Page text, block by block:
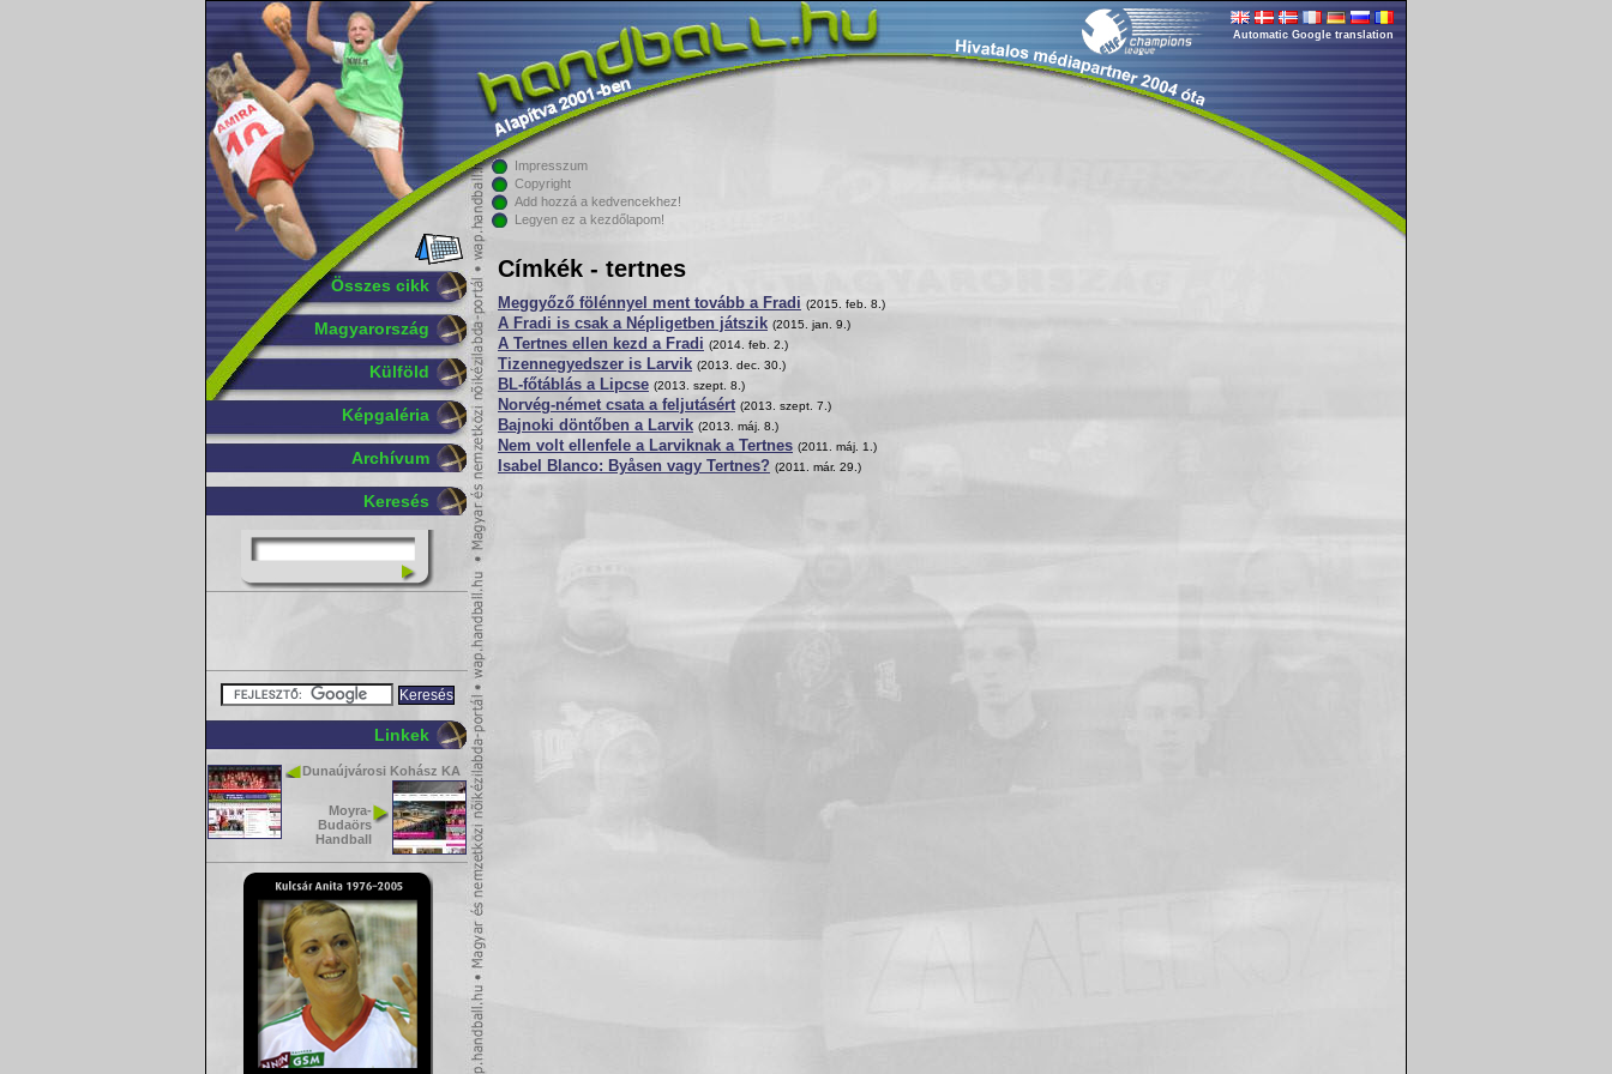
Összes cikk
Magyarország
Külföld
Képgaléria
Archívum
Keresés
Linkek
Dunaújvárosi Kohász KA
Moyra-
Budaörs
Handball
Automatic Google translation
Impresszum
Copyright
Add hozzá a kedvencekhez!
Legyen ez a kezdőlapom!
Címkék - tertnes
Meggyőző fölénnyel ment tovább a Fradi (2015. feb. 8.)
A Fradi is csak a Népligetben játszik (2015. jan. 9.)
A Tertnes ellen kezd a Fradi (2014. feb. 2.)
Tizennegyedszer is Larvik (2013. dec. 30.)
BL-főtáblás a Lipcse (2013. szept. 8.)
Norvég-német csata a feljutásért (2013. szept. 7.)
Bajnoki döntőben a Larvik (2013. máj. 8.)
Nem volt ellenfele a Larviknak a Tertnes (2011. máj. 1.)
Isabel Blanco: Byåsen vagy Tertnes? (2011. már. 29.)